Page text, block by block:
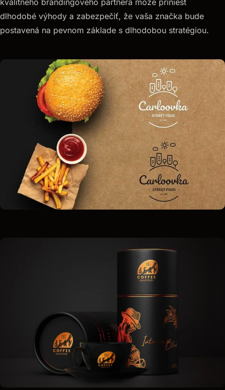
dlhodobé výhody a zabezpečiť, že vaša značka bude
postavená na pevnom základe s dlhodobou stratégiou.